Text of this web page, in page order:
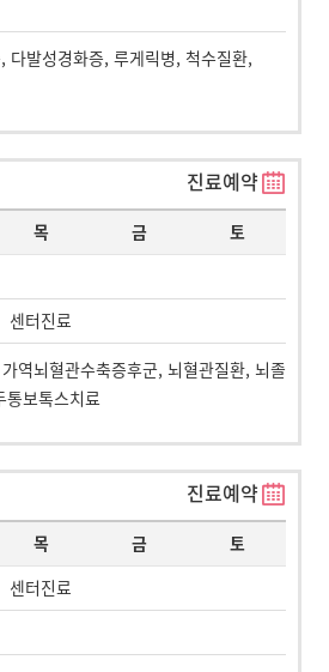
다발성경화증, 루게릭병, 척수질환,
진료예약
목 금 토
센터진료
역뇌혈관수축증후군, 뇌혈관질환, 뇌졸
보톡스치료
진료예약
목 금 토
센터진료